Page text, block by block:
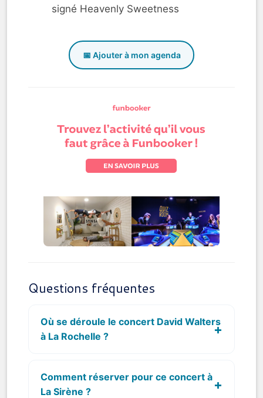
signé Heavenly Sweetness
📅 Ajouter à mon agenda
Questions fréquentes
Où se déroule le concert David Walters
à La Rochelle ?
Comment réserver pour ce concert à
La Sirène ?